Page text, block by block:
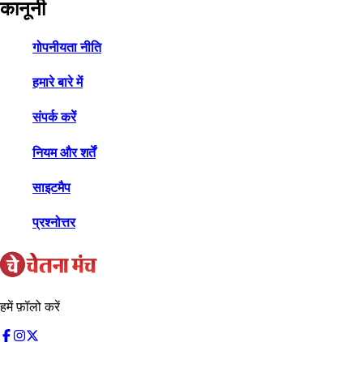
कानूनी
गोपनीयता नीति
हमारे बारे में
संपर्क करें
नियम और शर्तें
साइटमैप
प्रश्नोत्तर
हमें फ़ॉलो करें